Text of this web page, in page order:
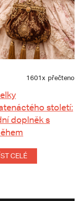
1601x přečteno
století:
doplněk s
CELÉ